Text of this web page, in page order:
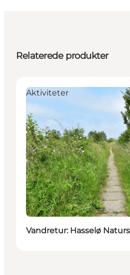
Relaterede produkter
Aktiviteter
Vandretur: Hasselø